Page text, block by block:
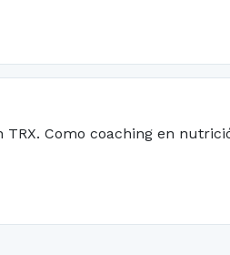
TRX. Como coaching en